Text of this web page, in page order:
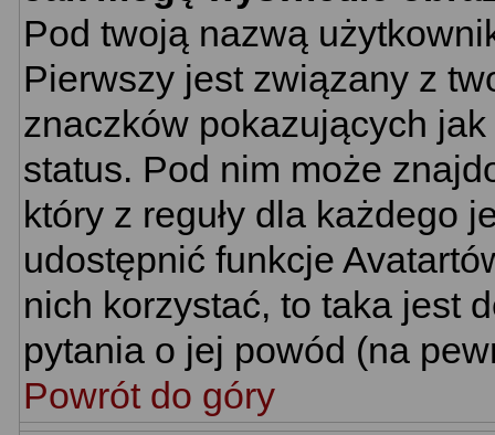
Pod twoją nazwą
Pierwszy jest związany z
znaczków pokazujących
status. Pod nim może
który z reguły dla każdego
udostępnić funkcje
nich korzystać, to taka jest
pytania o jej powód (na
Powrót do góry